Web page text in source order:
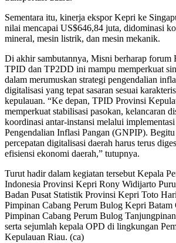
Sementara itu, kinerja ekspor Kepri ke
nilai mencapai US$646,84 juta, didominasi
mineral, mesin listrik, dan mesin mekanik.
Di akhir sambutannya, Misni berharap
TPID dan TP2DD ini mampu memperkuat
dalam merumuskan strategi pengendalian
digitalisasi yang tepat sasaran sesuai
kepulauan. “Ke depan, TPID Provinsi
memperkuat stabilisasi pasokan, kelancaran
koordinasi antar-instansi melalui
Pengendalian Inflasi Pangan (GNPIP).
percepatan digitalisasi daerah harus terus
efisiensi ekonomi daerah,” tutupnya.
Turut hadir dalam kegiatan tersebut Kepala
Indonesia Provinsi Kepri Rony Widijarto
Badan Pusat Statistik Provinsi Kepri Toto
Pimpinan Cabang Perum Bulog Kepri
Pimpinan Cabang Perum Bulog
serta sejumlah kepala OPD di lingkungan
Kepulauan Riau. (ca)